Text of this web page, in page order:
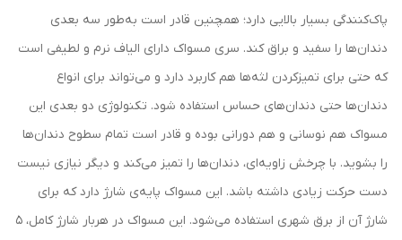
پاک‌کنندگی بسیار بالایی دارد؛ همچنین قادر است به‌طور سه‌ بعدی
دندان‌ها را سفید و براق ‌کند. سری مسواک دارای الیاف نرم و لطیفی است
که حتی برای تمیزکردن لثه‌ها هم کاربرد دارد و می‌تواند برای انواع
دندان‌ها حتی دندان‌های حساس استفاده شود. تکنولوژی دو بعدی این
مسواک هم نوسانی و هم دورانی بوده و قادر است تمام سطوح دندان‌ها
را بشوید. با چرخش زاویه‌ای، دندان‌ها را تمیز می‌کند و دیگر نیازی نیست
دست حرکت زیادی داشته باشد. این مسواک پایه‌ی شارژ دارد که برای
شارژ آن از برق شهری استفاده می‌شود. این مسواک در هربار شارژ کامل، 5